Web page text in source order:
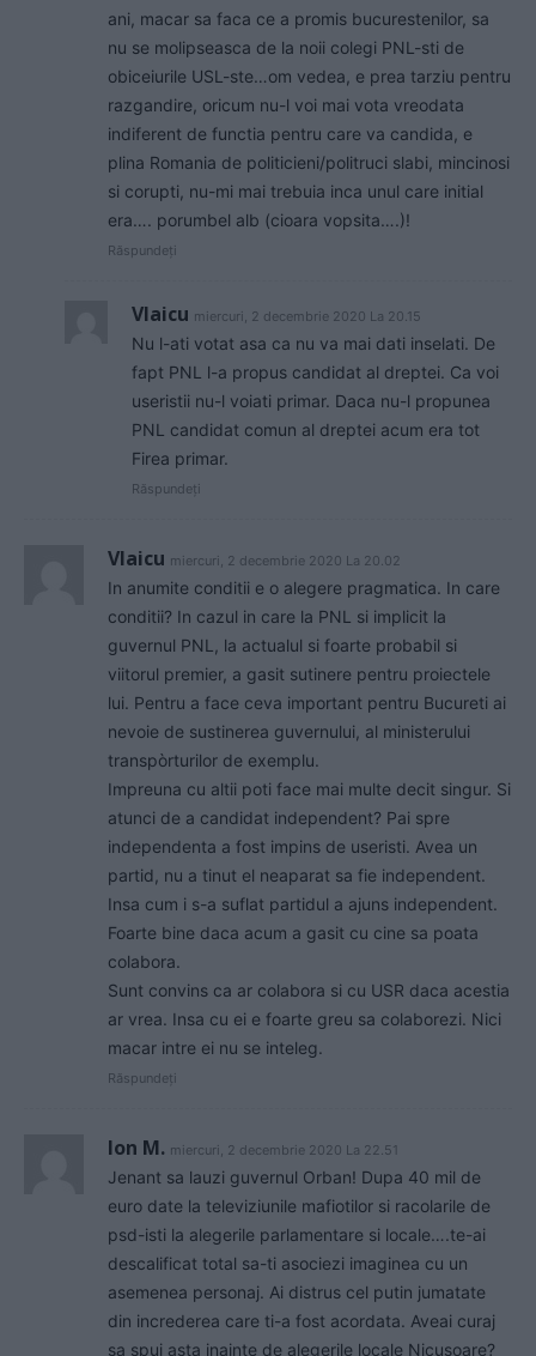
ani, macar sa faca ce a promis bucurestenilor, sa
nu se molipseasca de la noii colegi PNL-sti de
obiceiurile USL-ste…om vedea, e prea tarziu pentru
razgandire, oricum nu-l voi mai vota vreodata
indiferent de functia pentru care va candida, e
plina Romania de politicieni/politruci slabi, mincinosi
si corupti, nu-mi mai trebuia inca unul care initial
era…. porumbel alb (cioara vopsita….)!
Răspundeți
Vlaicu miercuri, 2 decembrie 2020 La 20.15
Nu l-ati votat asa ca nu va mai dati inselati. De
fapt PNL l-a propus candidat al dreptei. Ca voi
useristii nu-l voiati primar. Daca nu-l propunea
PNL candidat comun al dreptei acum era tot
Firea primar.
Răspundeți
Vlaicu miercuri, 2 decembrie 2020 La 20.02
In anumite conditii e o alegere pragmatica. In care
conditii? In cazul in care la PNL si implicit la
guvernul PNL, la actualul si foarte probabil si
viitorul premier, a gasit sutinere pentru proiectele
lui. Pentru a face ceva important pentru Bucureti ai
nevoie de sustinerea guvernului, al ministerului
transpòrturilor de exemplu.
Impreuna cu altii poti face mai multe decit singur. Si
atunci de a candidat independent? Pai spre
independenta a fost impins de useristi. Avea un
partid, nu a tinut el neaparat sa fie independent.
Insa cum i s-a suflat partidul a ajuns independent.
Foarte bine daca acum a gasit cu cine sa poata
colabora.
Sunt convins ca ar colabora si cu USR daca acestia
ar vrea. Insa cu ei e foarte greu sa colaborezi. Nici
macar intre ei nu se inteleg.
Răspundeți
Ion M. miercuri, 2 decembrie 2020 La 22.51
Jenant sa lauzi guvernul Orban! Dupa 40 mil de
euro date la televiziunile mafiotilor si racolarile de
psd-isti la alegerile parlamentare si locale….te-ai
descalificat total sa-ti asociezi imaginea cu un
asemenea personaj. Ai distrus cel putin jumatate
din increderea care ti-a fost acordata. Aveai curaj
sa spui asta inainte de alegerile locale Nicusoare?